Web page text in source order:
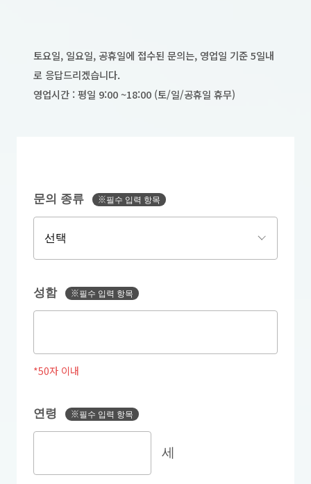
토요일, 일요일, 공휴일에 접수된 문의는, 영업일 기준 5일내
로 응답드리겠습니다.
영업시간 : 평일 9:00 ~18:00 (토/일/공휴일 휴무)
문의 종류 ※필수 입력 항목
성함 ※필수 입력 항목
*50자 이내
연령 ※필수 입력 항목
세